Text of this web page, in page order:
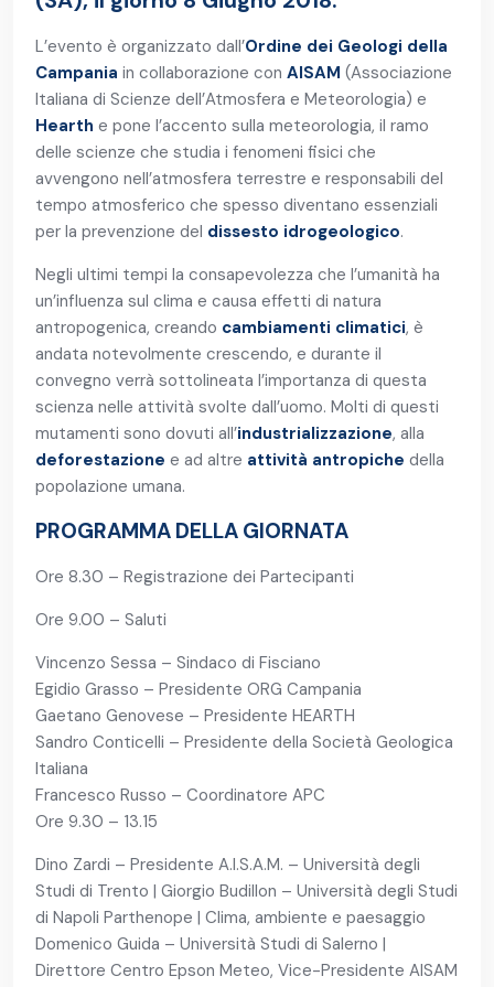
L’evento è organizzato dall’Ordine dei Geologi della
Campania in collaborazione con AISAM (Associazione
Italiana di Scienze dell’Atmosfera e Meteorologia) e
Hearth e pone l’accento sulla meteorologia, il ramo
delle scienze che studia i fenomeni fisici che
avvengono nell’atmosfera terrestre e responsabili del
tempo atmosferico che spesso diventano essenziali
per la prevenzione del dissesto idrogeologico.
Negli ultimi tempi la consapevolezza che l’umanità ha
un’influenza sul clima e causa effetti di natura
antropogenica, creando cambiamenti climatici, è
andata notevolmente crescendo, e durante il
convegno verrà sottolineata l’importanza di questa
scienza nelle attività svolte dall’uomo. Molti di questi
mutamenti sono dovuti all’industrializzazione, alla
deforestazione e ad altre attività antropiche della
popolazione umana.
PROGRAMMA DELLA GIORNATA
Ore 8.30 – Registrazione dei Partecipanti
Ore 9.00 – Saluti
Vincenzo Sessa – Sindaco di Fisciano
Egidio Grasso – Presidente ORG Campania
Gaetano Genovese – Presidente HEARTH
Sandro Conticelli – Presidente della Società Geologica
Italiana
Francesco Russo – Coordinatore APC
Ore 9.30 – 13.15
Dino Zardi – Presidente A.I.S.A.M. – Università degli
Studi di Trento | Giorgio Budillon – Università degli Studi
di Napoli Parthenope | Clima, ambiente e paesaggio
Domenico Guida – Università Studi di Salerno |
Direttore Centro Epson Meteo, Vice-Presidente AISAM